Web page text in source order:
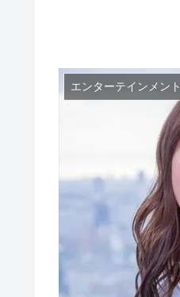
エンターテインメント